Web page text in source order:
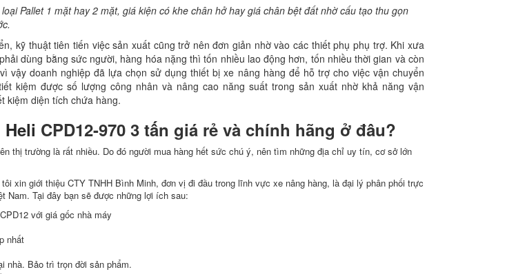
Pallet 1 mặt hay 2 mặt, giá kiện có khe chân hở hay giá chân bệt đất nhờ cấu tạo thu gọn
kỹ thuật tiên tiến việc sản xuất cũng trở nên đơn giản nhờ vào các thiết phụ phụ trợ. Khi xưa
dùng bằng sức người, hàng hóa nặng thì tốn nhiều lao động hơn, tốn nhiều thời gian và còn
vậy doanh nghiệp đã lựa chọn sử dụng thiết bị xe nâng hàng để hỗ trợ cho việc vận chuyển
kiệm được số lượng công nhân và nâng cao năng suất trong sản xuất nhờ khả năng vận
kiệm diện tích chứa hàng.
CPD12-970 3 tấn giá rẻ và chính hãng ở đâu?
thị trường là rất nhiều. Do đó người mua hàng hết sức chú ý, nên tìm những địa chỉ uy tín, cơ sở lớn
xin giới thiệu CTY TNHH Bình Minh, đơn vị đi đầu trong lĩnh vực xe nâng hàng, là đại lý phân phối trực
Nam. Tại đây bạn sẽ được những lợi ích sau:
với giá gốc nhà máy
nhất
nhà. Bảo trì trọn đời sản phẩm.